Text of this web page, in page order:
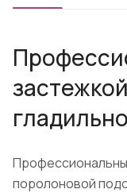
поролоновой